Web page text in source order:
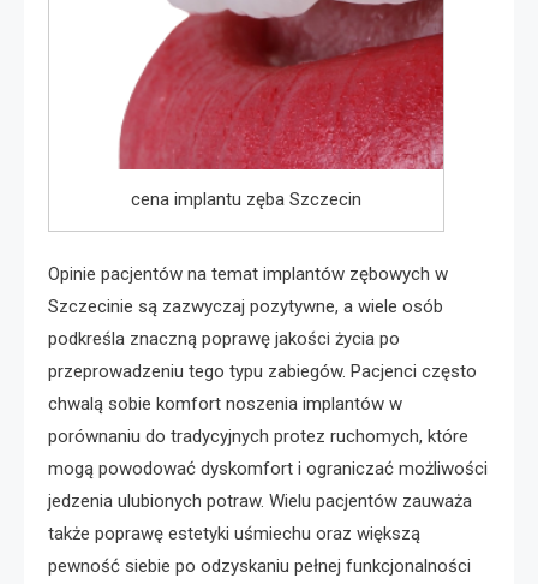
cena implantu zęba Szczecin
Opinie pacjentów na temat implantów zębowych w
Szczecinie są zazwyczaj pozytywne, a wiele osób
podkreśla znaczną poprawę jakości życia po
przeprowadzeniu tego typu zabiegów. Pacjenci często
chwalą sobie komfort noszenia implantów w
porównaniu do tradycyjnych protez ruchomych, które
mogą powodować dyskomfort i ograniczać możliwości
jedzenia ulubionych potraw. Wielu pacjentów zauważa
także poprawę estetyki uśmiechu oraz większą
pewność siebie po odzyskaniu pełnej funkcjonalności